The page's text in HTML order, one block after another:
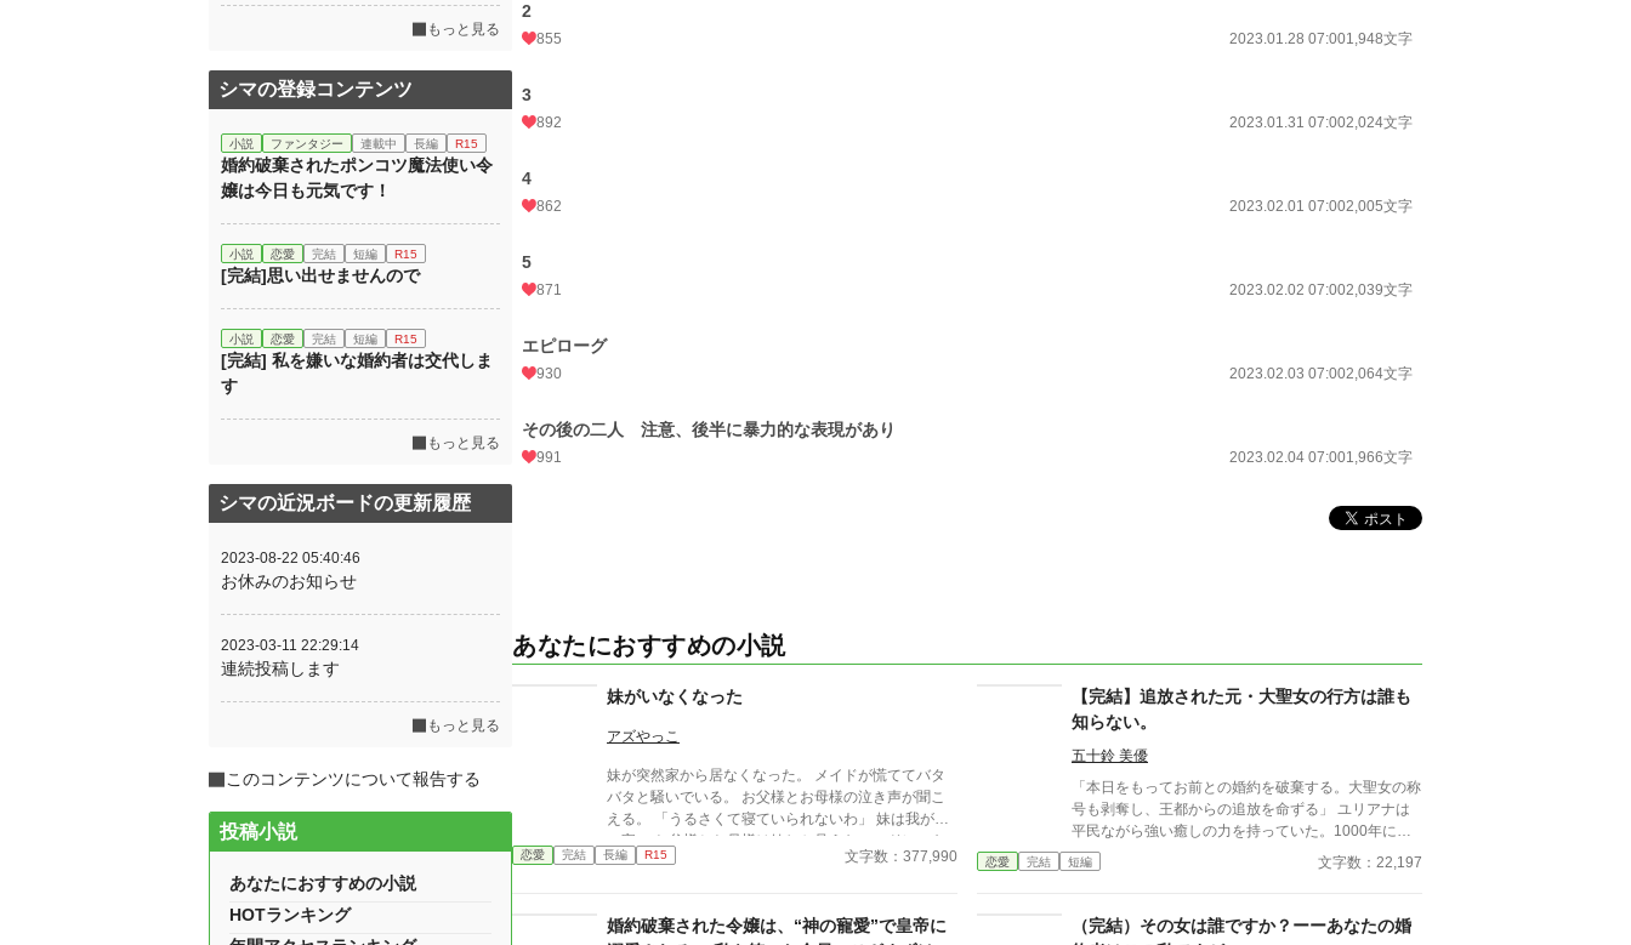
2
855 2023.01.28 07:001,948文字
3
892 2023.01.31 07:002,024文字
4
862 2023.02.01 07:002,005文字
5
871 2023.02.02 07:002,039文字
エピローグ
930 2023.02.03 07:002,064文字
その後の二人 注意、後半に暴力的な表現があり
991 2023.02.04 07:001,966文字
あなたにおすすめの小説
妹がいなくなった
アズやっこ
妹が突然家から居なくなった。 メイドが慌ててバタ
バタと騒いでいる。 お父様とお母様の泣き声が聞こ
える。 「うるさくて寝ていられないわ」 妹は我が家
の宝。 お父様とお母様は妹しか見えない。ドレスも
宝石も妹にだけ買い与える。 妹を探しに出掛けたけ
恋愛 完結 長編 R15 文字数：377,990
【完結】追放された元・大聖女の行方は誰も
知らない。
五十鈴 美優
「本日をもってお前との婚約を破棄する。大聖女の称
号も剥奪し、王都からの追放を命ずる」 ユリアナは
平民ながら強い癒しの力を持っていた。1000年に一
度現れるとされる大聖女の称号を得て、婚約者となっ
た王子リッドと共に魔物討伐に邁進する日々を送って
かせ、ユリアナの癒しの力を濁らせていた。 そんな
時に圧倒的な力を持つ上級魔物が、王国北部に襲来す
恋愛 完結 短編 文字数：22,197
婚約破棄された令嬢は、“神の寵愛”で皇帝に
（完結）その女は誰ですか？ーーあなたの婚
もっと見る
シマの登録コンテンツ
小説 ファンタジー 連載中 長編 R15
婚約破棄されたポンコツ魔法使い令
嬢は今日も元気です！
小説 恋愛 完結 短編 R15
[完結]思い出せませんので
小説 恋愛 完結 短編 R15
[完結] 私を嫌いな婚約者は交代しま
す
もっと見る
シマの近況ボードの更新履歴
2023-08-22 05:40:46
お休みのお知らせ
2023-03-11 22:29:14
連続投稿します
もっと見る
このコンテンツについて報告する
投稿小説
あなたにおすすめの小説
HOTランキング